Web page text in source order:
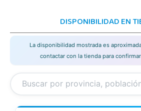
DISPONIBILIDAD EN
La disponibilidad mostrada es
contactar con la tienda para